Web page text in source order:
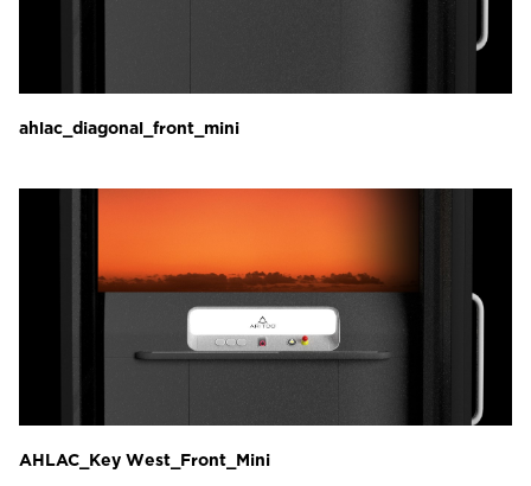
ahlac_diagonal_front_mini
AHLAC_Key West_Front_Mini